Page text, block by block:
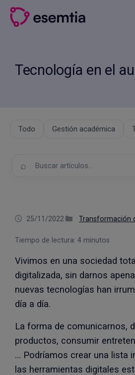
Saltar
Tecnología en el
Todo Gestión académica
25/11/2022· Transformación
Tiempo de lectura: 4 minutos
Vivimos en una sociedad
digitalizada, sin darnos
nuevas tecnologías han
día a día.
La forma de comunicarnos,
productos, consumir
… Podríamos crear una lista
las herramientas digitales